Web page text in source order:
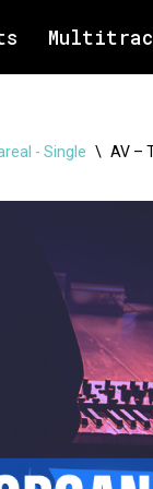
- Single \ AV –